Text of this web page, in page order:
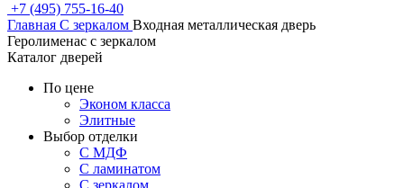
+7 (495) 755-16-40
Главная С зеркалом Входная металлическая дверь
Геролименас с зеркалом
Каталог дверей
По цене
Эконом класса
Элитные
Выбор отделки
С МДФ
С ламинатом
С зеркалом